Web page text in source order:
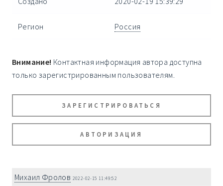
Регион Россия
Внимание! Контактная информация автора доступна
только зарегистрированным пользователям.
ЗАРЕГИСТРИРОВАТЬСЯ
АВТОРИЗАЦИЯ
Михаил Фролов 2022-02-15 11:49:52